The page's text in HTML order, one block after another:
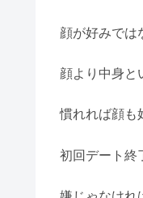
顔が好みでは
顔より中身と
慣れれば顔も
初回デート終